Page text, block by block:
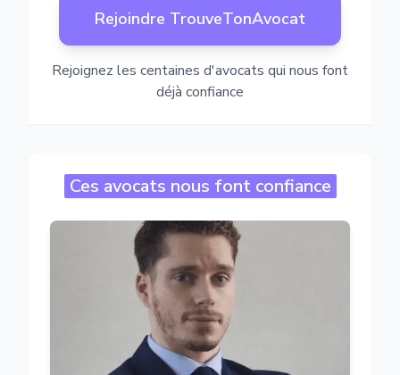
Rejoindre TrouveTonAvocat
Rejoignez les centaines d'avocats qui nous font
déjà confiance
Ces avocats nous font confiance